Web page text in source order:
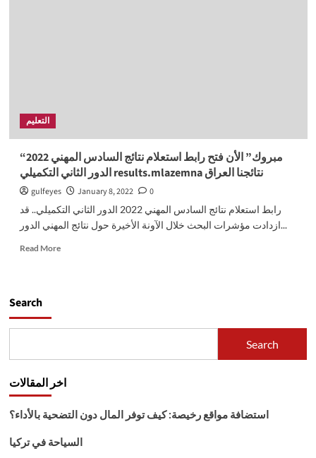
التعليم
“مبروك” الأن فتح رابط استعلام نتائج السادس المهني 2022
الدور الثاني التكميلي results.mlazemna نتائجنا العراق
gulfeyes January 8, 2022
0
رابط استعلام نتائج السادس المهني 2022 الدور الثاني التكميلي.. قد
ازدادت مؤشرات البحث خلال الآونة الأخيرة حول نتائج المهني الدور...
Read MoreRead
رابط
المهني
الثاني
results.mlazemna
Search
Search
اخر المقالات
استضافة مواقع رخيصة: كيف توفر المال دون التضحية بالأداء؟
السياحة في تركيا